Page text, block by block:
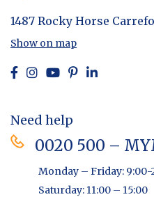
1487 Rocky Horse
Show on map
Need help
0020 500 –
Monday – Friday: 9:00-
Saturday: 11:00 – 15:00